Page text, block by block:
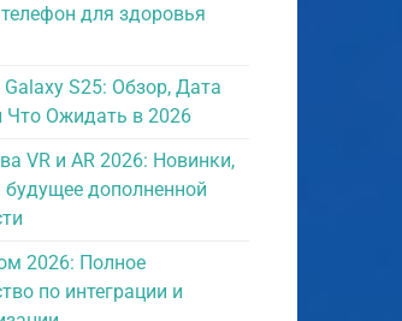
для здоровья
S25: Обзор, Дата
Что Ожидать в 2026
VR и AR 2026: Новинки,
дополненной
2026: Полное
по интеграции и